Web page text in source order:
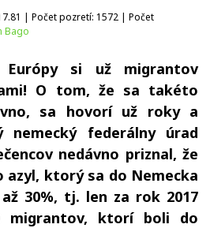
| Počet pozretí: 1572 | Počet
Bago
Európy si už migrantov
O tom, že sa takéto
sa hovorí už roky a
nemecký federálny úrad
nedávno priznal, že
azyl, ktorý sa do Nemecka
30%, tj. len za rok 2017
migrantov, ktorí boli do